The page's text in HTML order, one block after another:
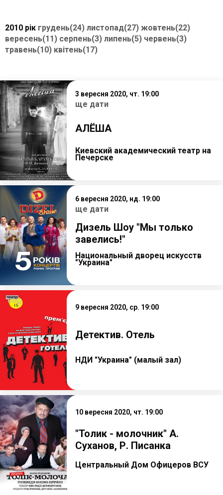
2010 рік грудень(24) листопад(27) жовтень(22)
вересень(11) серпень(3) липень(5) червень(3)
травень(10) квітень(17)
3 вересня 2020, чт. 19:00
ще дати
АЛЁША
Киевский академический театр на
Печерске
6 вересня 2020, нд. 19:00
ще дати
Дизель Шоу "Мы только
завелись!"
Национальный дворец искусств
"Украина"
9 вересня 2020, ср. 19:00
Детектив. Отель
НДИ "Украина" (малый зал)
10 вересня 2020, чт. 19:00
"Толик - молочник" А.
Суханов, Р. Писанка
Центральный Дом Офицеров ВСУ